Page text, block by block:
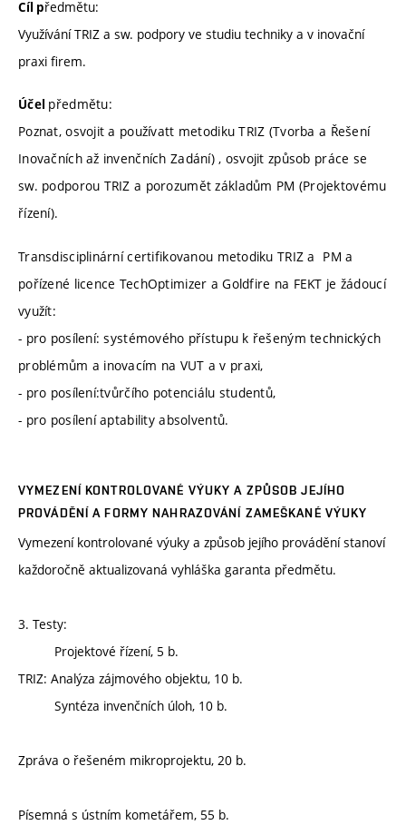
Cíl předmětu:
Využívání TRIZ a sw. podpory ve studiu techniky a v inovační
praxi firem.
Účel předmětu:
Poznat, osvojit a používatt metodiku TRIZ (Tvorba a Řešení
Inovačních až invenčních Zadání) , osvojit způsob práce se
sw. podporou TRIZ a porozumět základům PM (Projektovému
řízení).
Transdisciplinární certifikovanou metodiku TRIZ a PM a
pořízené licence TechOptimizer a Goldfire na FEKT je žádoucí
využít:
- pro posílení: systémového přístupu k řešeným technických
problémům a inovacím na VUT a v praxi,
- pro posílení:tvůrčího potenciálu studentů,
- pro posílení aptability absolventů.
VYMEZENÍ KONTROLOVANÉ VÝUKY A ZPŮSOB JEJÍHO
PROVÁDĚNÍ A FORMY NAHRAZOVÁNÍ ZAMEŠKANÉ VÝUKY
Vymezení kontrolované výuky a způsob jejího provádění stanoví
každoročně aktualizovaná vyhláška garanta předmětu.
3. Testy:
Projektové řízení, 5 b.
TRIZ: Analýza zájmového objektu, 10 b.
Syntéza invenčních úloh, 10 b.
Zpráva o řešeném mikroprojektu, 20 b.
Písemná s ústním kometářem, 55 b.